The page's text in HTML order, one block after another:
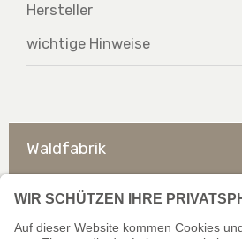
Hersteller
wichtige Hinweise
Waldfabrik
So erreichen Sie uns